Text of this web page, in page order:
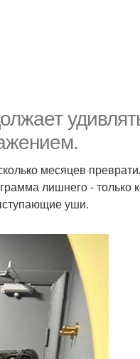
месяцев
лишнего - только
уши.